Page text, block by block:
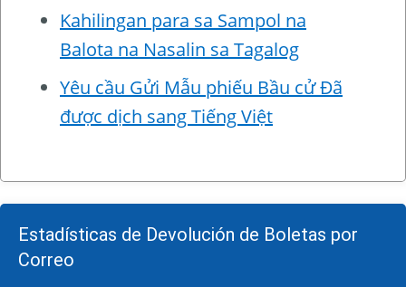
Kahilingan para sa Sampol na
Balota na Nasalin sa Tagalog
Yêu cầu Gửi Mẫu phiếu Bầu cử Đã
được dịch sang Tiếng Việt
Estadísticas de Devolución de Boletas por
Correo